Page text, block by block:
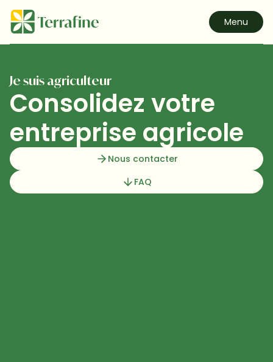
Menu
Je suis agriculteur
Consolidez votre
entreprise agricole
Nous contacter
FAQ